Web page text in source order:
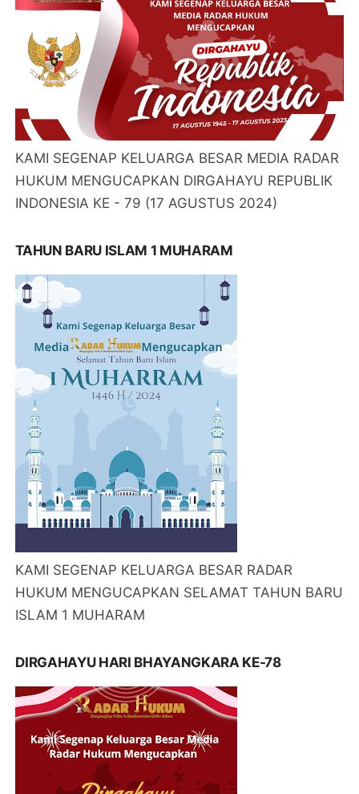
KAMI SEGENAP KELUARGA BESAR MEDIA RADAR
HUKUM MENGUCAPKAN DIRGAHAYU REPUBLIK
INDONESIA KE - 79 (17 AGUSTUS 2024)
TAHUN BARU ISLAM 1 MUHARAM
KAMI SEGENAP KELUARGA BESAR RADAR
HUKUM MENGUCAPKAN SELAMAT TAHUN BARU
ISLAM 1 MUHARAM
DIRGAHAYU HARI BHAYANGKARA KE-78